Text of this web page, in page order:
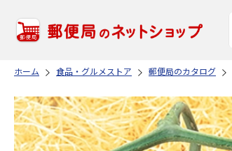
ホーム 食品・グルメストア 郵便局のカタログ